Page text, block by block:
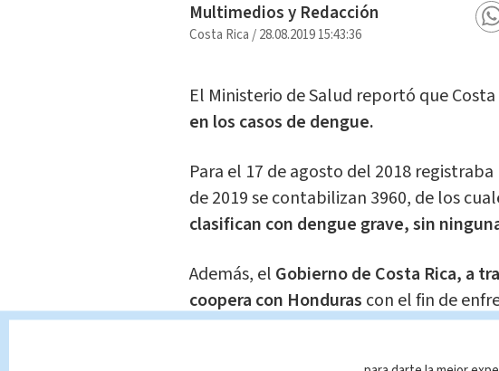
Multimedios y Redacción
Costa Rica/28.08.2019 15:43:36
El Ministerio de Salud reportó que
en los casos de dengue.
Para el 17 de agosto del 2018
de 2019 se contabilizan 3960, de los
clasifican con dengue grave, sin
Además, el Gobierno de Costa Rica, a
coopera con Honduras con el fin de
dengue, situación que tiene en estado
desde el pasado mes de junio, por lo